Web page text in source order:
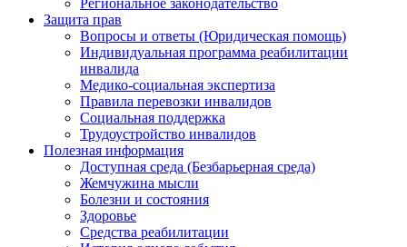
Региональное законодательство
Защита прав
Вопросы и ответы (Юридическая помощь)
Индивидуальная программа реабилитации
инвалида
Медико-социальная экспертиза
Правила перевозки инвалидов
Социальная поддержка
Трудоустройство инвалидов
Полезная информация
Доступная среда (Безбарьерная среда)
Жемчужина мысли
Болезни и состояния
Здоровье
Средства реабилитации